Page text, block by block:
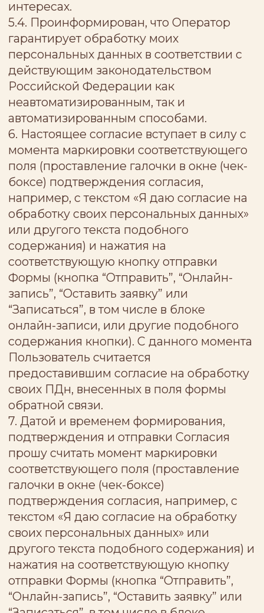
обязательство возместить Оператору
любые расходы, связанные с
отсутствием у меня соответствующих
полномочий, в том числе убытки,
органов.
10. Согласие дается и действует на
период до достижения целей обработки
персональных данных или утраты
необходимости достижения цели
обработки персональных данных, либо
отзыва согласия на обработку
персональных данных либо
прекращения деятельности Оператора,
в зависимости от того, какое событие
наступит раньше.
Субъект персональных данных вправе в
любое время отозвать настоящее
согласие на обработку персональных
данных путем направления Оператору
письменного уведомления: в
электронной форме на адрес
электронной почты zarni-anh@mail.ru
либо по почтовому адресу Оператора.
Согласие считается отозванным с
момента получения Оператором
соответствующего уведомления
субъекта персональных данных.
Оператор прекращает обработку
персональных данных и обеспечивает их
уничтожение в срок, не превышающий
30 (тридцати) календарных дней с даты
предусмотрено законодательством
Российской Федерации. Оператор
вправе продолжить обработку
персональных данных без согласия
субъекта персональных данных при
наличии оснований, предусмотренных
Федерации.
В случае невозможности уничтожения
персональных данных в указанный срок
Оператор осуществляет блокирование
таких персональных данных и
обеспечивает их уничтожение в срок не
установлен законодательством
Российской Федерации.
В целях исполнения требований
законодательства Оператор вправе
запросить у субъекта персональных
данных дополнительные сведения,
необходимые для подтверждения